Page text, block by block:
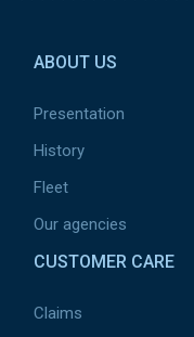
ABOUT US
Presentation
History
Fleet
Our agencies
CUSTOMER CARE
Claims